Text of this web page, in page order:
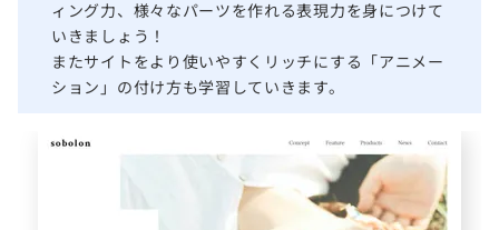
ィング力、様々なパーツを作れる表現力を身につけて
いきましょう！
またサイトをより使いやすくリッチにする「アニメー
ション」の付け方も学習していきます。